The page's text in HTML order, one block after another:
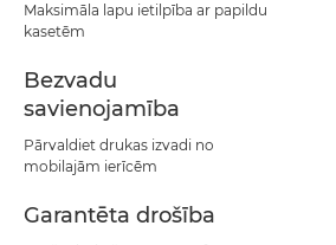
Maksimāla lapu ietilpība ar papildu
kasetēm
Bezvadu
savienojamība
Pārvaldiet drukas izvadi no
mobilajām ierīcēm
Garantēta drošība